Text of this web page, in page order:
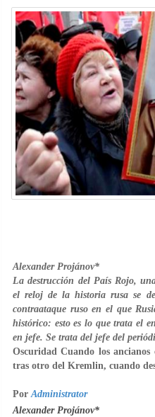
Alexander Projánov*
La destrucción del País Rojo,
el reloj de la historia rusa se
contraataque ruso en el que
histórico: esto es lo que trata el
en jefe. Se trata del jefe del
Oscuridad Cuando los
tras otro del Kremlin, cuando
Por Administrator
Alexander Projánov*